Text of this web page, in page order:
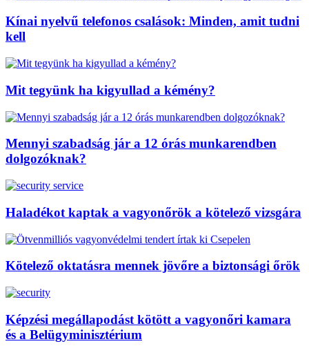
Kínai nyelvű telefonos csalások: Minden, amit tudni
kell
Mit tegyünk ha kigyullad a kémény?
Mennyi szabadság jár a 12 órás munkarendben
dolgozóknak?
Haladékot kaptak a vagyonőrök a kötelező vizsgára
Kötelező oktatásra mennek jövőre a biztonsági őrök
Képzési megállapodást kötött a vagyonőri kamara
és a Belügyminisztérium